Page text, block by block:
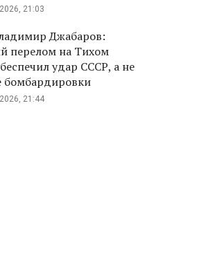
21:03
Джабаров:
перелом на Тихом
удар СССР, а не
бомбардировки
21:44